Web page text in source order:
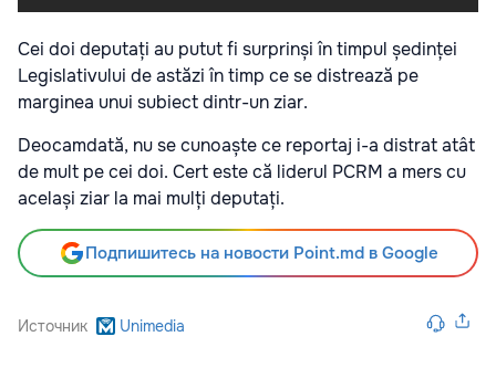
Cei doi deputați au putut fi surprinși în timpul ședinței
Legislativului de astăzi în timp ce se distrează pe
marginea unui subiect dintr-un ziar.
Deocamdată, nu se cunoaște ce reportaj i-a distrat atât
de mult pe cei doi. Cert este că liderul PCRM a mers cu
același ziar la mai mulți deputați.
Подпишитесь на новости Point.md в Google
Источник Unimedia